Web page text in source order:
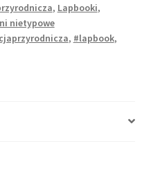
, Lapbooki,
nietypowe
, #lapbook,